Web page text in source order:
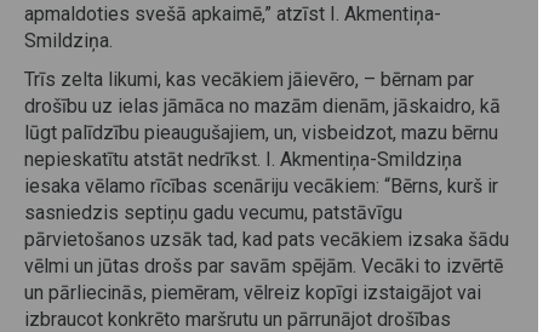
apmaldoties svešā apkaimē,” atzīst I. Akmentiņa-
Smildziņa.
Trīs zelta likumi, kas vecākiem jāievēro, – bērnam par
drošību uz ielas jāmāca no mazām dienām, jāskaidro, kā
lūgt palīdzību pieaugušajiem, un, visbeidzot, mazu bērnu
nepieskatītu atstāt nedrīkst. I. Akmentiņa-Smildziņa
iesaka vēlamo rīcības scenāriju vecākiem: “Bērns, kurš ir
sasniedzis septiņu gadu vecumu, patstāvīgu
pārvietošanos uzsāk tad, kad pats vecākiem izsaka šādu
vēlmi un jūtas drošs par savām spējām. Vecāki to izvērtē
un pārliecinās, piemēram, vēlreiz kopīgi izstaigājot vai
izbraucot konkrēto maršrutu un pārrunājot drošības